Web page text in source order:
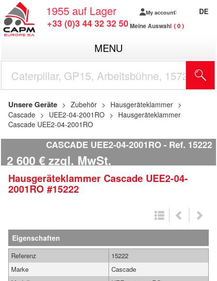
1955 auf Lager
+33 (0)3 44 32 32 50
My account
Meine Auswahl 0
DE
MENU
Unsere Geräte Zubehör
Hausgeräteklammer
Cascade
UEE2-04-2001RO
Hausgeräteklammer
Cascade UEE2-04-2001RO
CASCADE UEE2-04-2001RO Ref. 15222
2 600 € zzgl. MwSt.
Hausgeräteklammer Cascade UEE2-04-
2001RO #15222
Eigenschaften
Referenz
15222
Marke
Cascade